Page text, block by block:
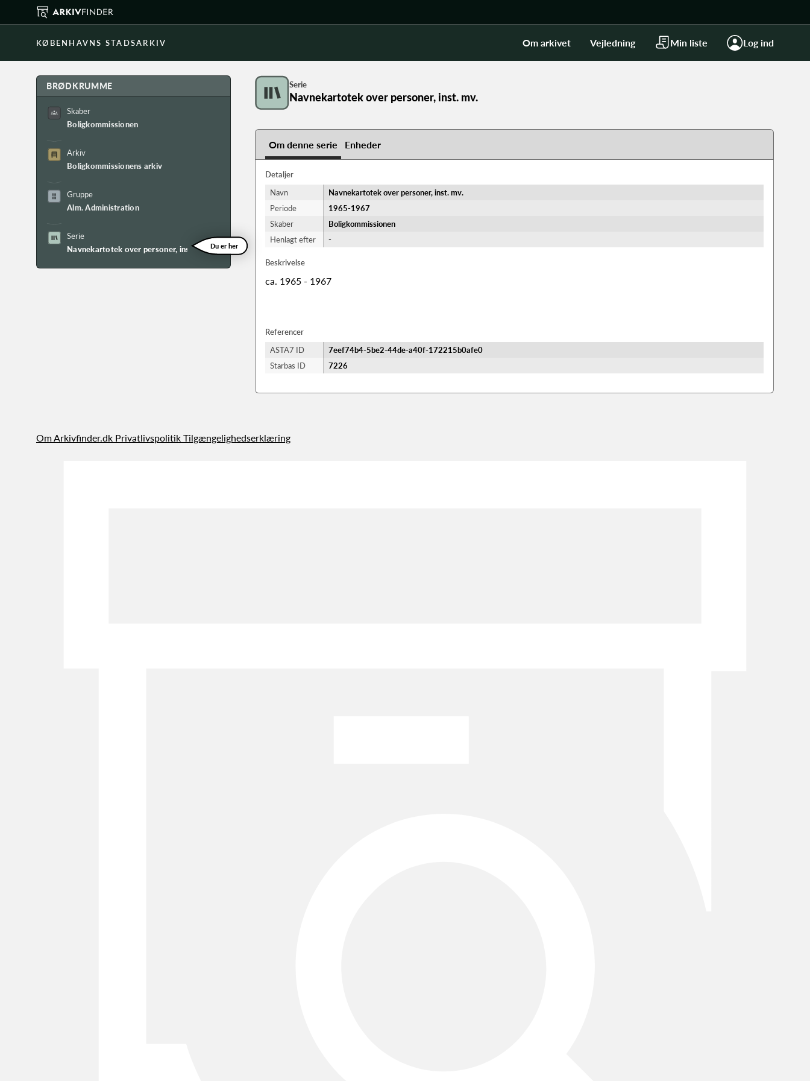
KØBENHAVNS STADSARKIV Om arkivet Vejledning Min liste Log ind
BRØDKRUMME
Skaber
Boligkommissionen
Arkiv
Boligkommissionens arkiv
Gruppe
Alm. Administration
Serie
Navnekartotek over personer, inst. mv.
Du er her
Serie
Navnekartotek over personer, inst. mv.
Om denne serie Enheder
Detaljer
Navn
Navnekartotek over personer, inst. mv.
Periode
1965-​1967
Skaber
Boligkommissionen
Henlagt efter
-
Beskrivelse
ca. 1965 - 1967
Referencer
ASTA7 ID
7eef74b4-5be2-44de-a40f-172215b0afe0
Starbas ID
7226
Om Arkivfinder.dk Privatlivspolitik Tilgængelighedserklæring